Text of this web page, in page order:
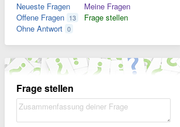
Neueste Fragen
Offene Fragen 13
Ohne Antwort 0
Meine Fragen
Frage stellen
Frage stellen